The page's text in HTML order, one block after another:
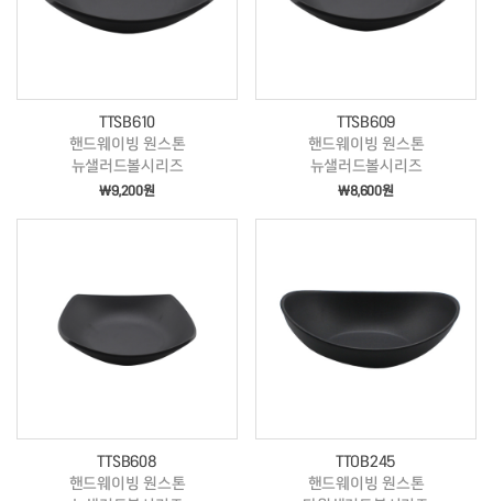
TTSB610
핸드웨이빙 원스톤
뉴샐러드볼시리즈
￦9,200원
TTSB609
핸드웨이빙 원스톤
뉴샐러드볼시리즈
￦8,600원
TTSB608
핸드웨이빙 원스톤
TTOB245
핸드웨이빙 원스톤